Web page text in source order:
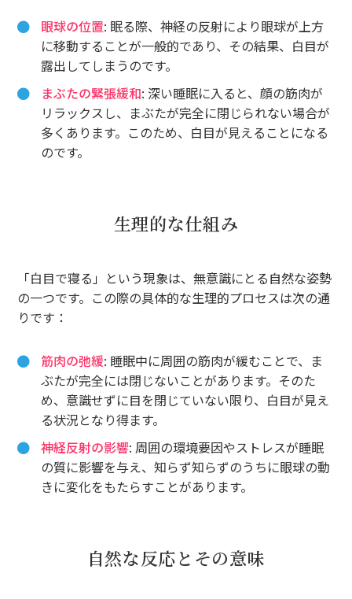
眼球の位置: 眠る際、神経の反射により眼球が上方
に移動することが一般的であり、その結果、白目が
露出してしまうのです。
まぶたの緊張緩和: 深い睡眠に入ると、顔の筋肉が
リラックスし、まぶたが完全に閉じられない場合が
多くあります。このため、白目が見えることになる
のです。
生理的な仕組み
「白目で寝る」という現象は、無意識にとる自然な姿勢
の一つです。この際の具体的な生理的プロセスは次の通
りです：
筋肉の弛緩: 睡眠中に周囲の筋肉が緩むことで、ま
ぶたが完全には閉じないことがあります。そのた
め、意識せずに目を閉じていない限り、白目が見え
る状況となり得ます。
神経反射の影響: 周囲の環境要因やストレスが睡眠
の質に影響を与え、知らず知らずのうちに眼球の動
きに変化をもたらすことがあります。
自然な反応とその意味